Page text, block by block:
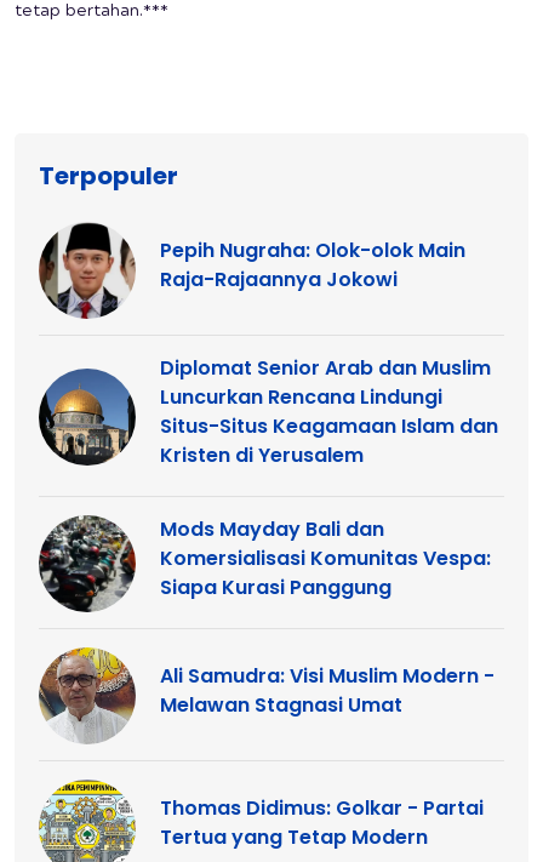
tetap bertahan.***
Terpopuler
Pepih Nugraha: Olok-olok Main
Raja-Rajaannya Jokowi
Diplomat Senior Arab dan Muslim
Luncurkan Rencana Lindungi
Situs-Situs Keagamaan Islam dan
Kristen di Yerusalem
Mods Mayday Bali dan
Komersialisasi Komunitas Vespa:
Siapa Kurasi Panggung
Ali Samudra: Visi Muslim Modern -
Melawan Stagnasi Umat
Thomas Didimus: Golkar - Partai
Tertua yang Tetap Modern